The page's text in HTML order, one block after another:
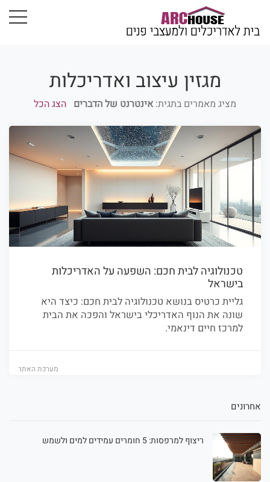
מגזין עיצוב ואדריכלות
מציג מאמרים בתגית: אינטרנט של הדברים הצג הכל
טכנולוגיה לבית חכם: השפעה על האדריכלות
בישראל
גליית כרטיס בנושא טכנולוגיה לבית חכם: כיצד היא
שונה את הנוף האדריכלי בישראל והפכה את הבית
למרכז חיים דינאמי.
מערכת האתר
אחרונים
ריצוף למרפסות: 5 חומרים עמידים למים ולשמש